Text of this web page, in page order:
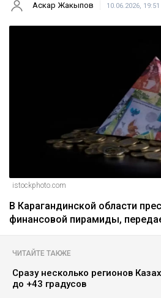
Аскар Жакыпов 10.06.2026, 19:51
istockphoto.com
В Карагандинской области
финансовой пирамиды,
ЧИТАЙТЕ ТАКЖЕ
Сразу несколько регионов
до +43 градусов